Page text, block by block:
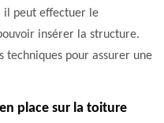
il peut effectuer le
insérer la structure.
techniques pour assurer une
place sur la toiture